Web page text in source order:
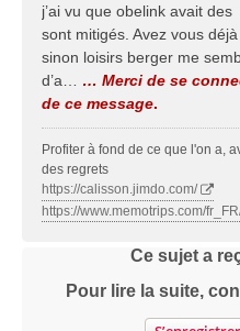
a
g
e
j’ai vu que obelink avait
sont mitigés. Avez vous déjà
sinon loisirs berger me
d’a…
… Merci de se
de ce message.
Profiter à fond de ce que l'on a,
des regrets
https://calisson.jimdo.com/
https://www.memotrips.com/
Ce sujet a
Pour lire la suite,